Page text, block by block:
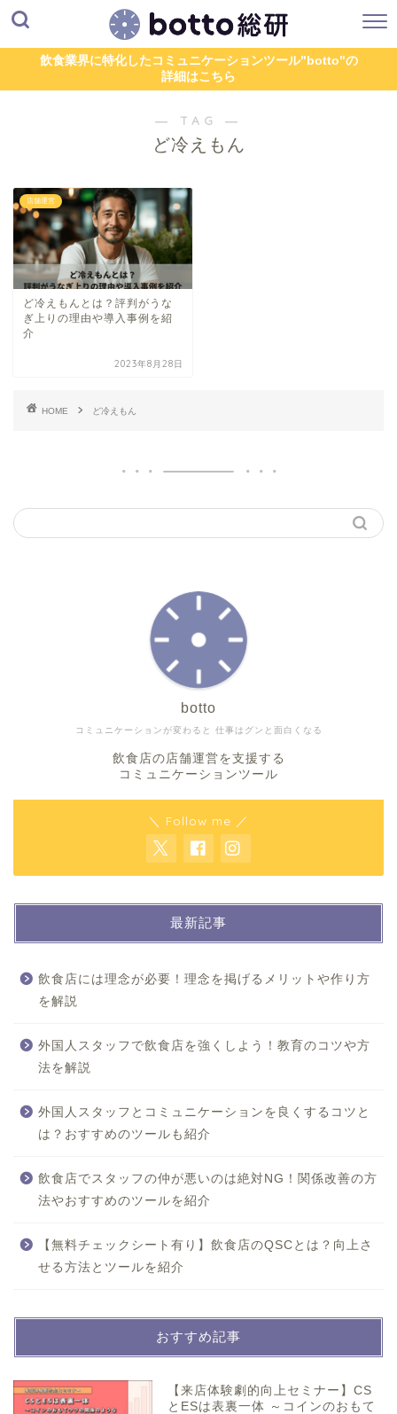
飲食業界に特化したコミュニケーションツール"botto"の
詳細はこちら
― TAG ―
ど冷えもん
店舗運営
ど冷えもんとは？評判がうな
ぎ上りの理由や導入事例を紹
介
2023年8月28日
HOME ど冷えもん
コミュニケーションが変わると 仕事はグンと面白くなる
botto
飲食店の店舗運営を支援する
コミュニケーションツール
＼ Follow me ／
最新記事
飲食店には理念が必要！理念を掲げるメリットや作り方
を解説
外国人スタッフで飲食店を強くしよう！教育のコツや方
法を解説
外国人スタッフとコミュニケーションを良くするコツと
は？おすすめのツールも紹介
飲食店でスタッフの仲が悪いのは絶対NG！関係改善の方
法やおすすめのツールを紹介
【無料チェックシート有り】飲食店のQSCとは？向上さ
せる方法とツールを紹介
おすすめ記事
【来店体験劇的向上セミナー】CS
とESは表裏一体 ～コインのおもて